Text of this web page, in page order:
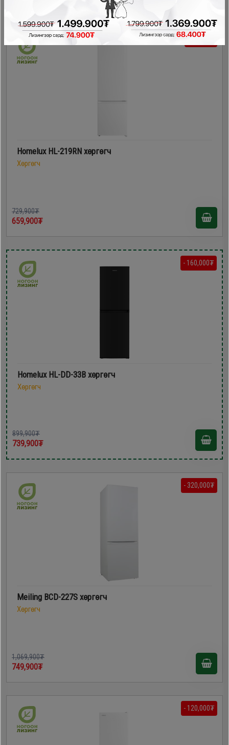
- 70,000₮
Homelux HL-219RN хөргөгч
Хөргөгч
729,900₮
659,900₮
- 160,000₮
Homelux HL-DD-33B хөргөгч
Хөргөгч
899,900₮
739,900₮
- 320,000₮
Meiling BCD-227S хөргөгч
Хөргөгч
1,069,900₮
749,900₮
- 120,000₮